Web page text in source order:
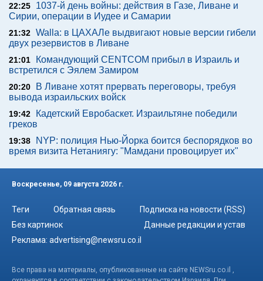
22:25
1037-й день войны: действия в Газе, Ливане и
Сирии, операции в Иудее и Самарии
21:32 Walla: в ЦАХАЛе выдвигают новые версии гибели
двух резервистов в Ливане
21:01
Командующий CENTCOM прибыл в Израиль и
встретился с Эялем Замиром
20:20
В Ливане хотят прервать переговоры, требуя
вывода израильских войск
19:42
Кадетский Евробаскет. Израильтяне победили
греков
19:38
NYP: полиция Нью-Йорка боится беспорядков во
время визита Нетаниягу: "Мамдани провоцирует их"
Воскресенье, 09 августа 2026 г.
Теги Обратная связь
Подписка на новости (RSS)
Без картинок
Данные редакции и устав
Реклама: advertising@newsru.co.il
Все права на материалы, опубликованные на сайте NEWSru.co.il ,